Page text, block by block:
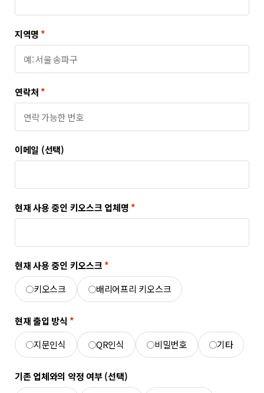
지역명*
연락처*
이메일 (선택)
현재 사용 중인 키오스크 업체명*
현재 사용 중인 키오스크*
키오스크
배리어프리 키오스크
현재 출입 방식 *
지문인식
QR인식 비밀번호 기타
기존 업체와의 약정 여부 (선택)